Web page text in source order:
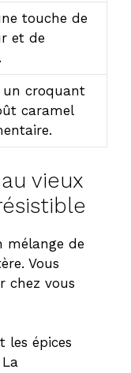
touche de
et de
un croquant
caramel
vieux
mélange de
Vous
chez vous
les épices